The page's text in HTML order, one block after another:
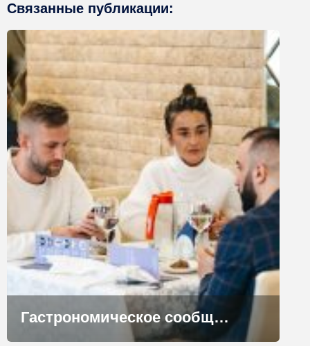
Связанные публикации:
Гастрономическое сообщество Норильска «прокачает» управленческие навыки